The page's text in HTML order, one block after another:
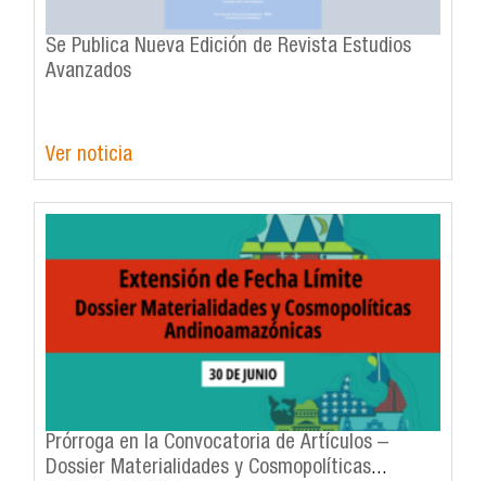
Se Publica Nueva Edición de Revista Estudios
Avanzados
Ver noticia
Prórroga en la Convocatoria de Artículos –
Dossier Materialidades y Cosmopolíticas